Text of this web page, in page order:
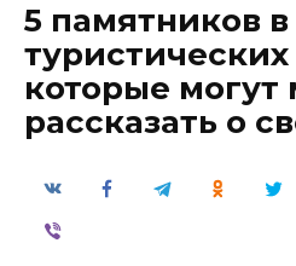
5 памятников в
туристических
которые могут
рассказать о